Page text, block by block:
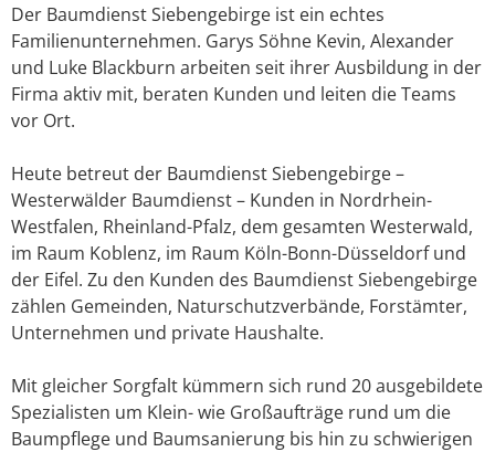
Der Baumdienst Siebengebirge ist ein echtes
Familienunternehmen. Garys Söhne Kevin, Alexander
und Luke Blackburn arbeiten seit ihrer Ausbildung in der
Firma aktiv mit, beraten Kunden und leiten die Teams
vor Ort.
Heute betreut der Baumdienst Siebengebirge –
Westerwälder Baumdienst – Kunden in Nordrhein-
Westfalen, Rheinland-Pfalz, dem gesamten Westerwald,
im Raum Koblenz, im Raum Köln-Bonn-Düsseldorf und
der Eifel. Zu den Kunden des Baumdienst Siebengebirge
zählen Gemeinden, Naturschutzverbände, Forstämter,
Unternehmen und private Haushalte.
Mit gleicher Sorgfalt kümmern sich rund 20 ausgebildete
Spezialisten um Klein- wie Großaufträge rund um die
Baumpflege und Baumsanierung bis hin zu schwierigen